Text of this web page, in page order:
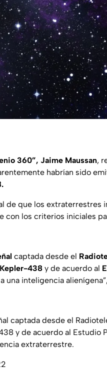
360”, Jaime Maussan,
habrían sido
de que los extraterrestres
con los criterios iniciales
captada desde el
Kepler-438 y de acuerdo al
inteligencia
captada desde el
y de acuerdo al Estudio
extraterrestre.